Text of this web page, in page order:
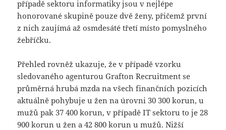
případě sektoru informatiky jsou v nejlépe
honorované skupině pouze dvě ženy, přičemž první
z nich zaujímá až osmdesáté třetí místo pomyslného
žebříčku.
Přehled rovněž ukazuje, že v případě vzorku
sledovaného agenturou Grafton Recruitment se
průměrná hrubá mzda na všech finančních pozicích
aktuálně pohybuje u žen na úrovni 30 300 korun, u
mužů pak 37 400 korun, v případě IT sektoru to je 28
900 korun u žen a 42 800 korun u mužů. Nižší